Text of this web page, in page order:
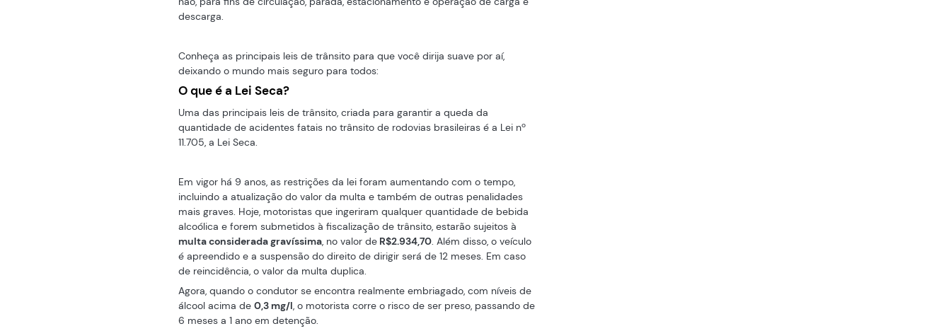
descarga.
Conheça as principais leis de trânsito para que você dirija suave por aí,
deixando o mundo mais seguro para todos:
O que é a Lei Seca?
Uma das principais leis de trânsito, criada para garantir a queda da
quantidade de acidentes fatais no trânsito de rodovias brasileiras é a Lei nº
11.705, a Lei Seca.
Em vigor há 9 anos, as restrições da lei foram aumentando com o tempo,
incluindo a atualização do valor da multa e também de outras penalidades
mais graves. Hoje, motoristas que ingeriram qualquer quantidade de bebida
alcoólica e forem submetidos à fiscalização de trânsito, estarão sujeitos à
multa considerada gravíssima, no valor de R$2.934,70. Além disso, o veículo
é apreendido e a suspensão do direito de dirigir será de 12 meses. Em caso
de reincidência, o valor da multa duplica.
Agora, quando o condutor se encontra realmente embriagado, com níveis de
álcool acima de0,3 mg/l, o motorista corre o risco de ser preso, passando de
6 meses a 1 ano em detenção.